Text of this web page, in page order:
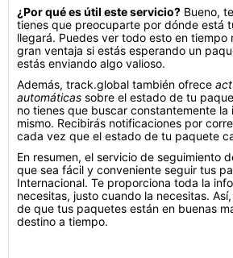
¿Por qué es útil este servicio? Bueno,
tienes que preocuparte por dónde está
llegará. Puedes ver todo esto en tiempo
gran ventaja si estás esperando un
estás enviando algo valioso.
Además, track.global también ofrece
automáticas sobre el estado de tu
no tienes que buscar constantemente la
mismo. Recibirás notificaciones por
cada vez que el estado de tu paquete
En resumen, el servicio de seguimiento
que sea fácil y conveniente seguir tus
Internacional. Te proporciona toda la
necesitas, justo cuando la necesitas.
de que tus paquetes están en buenas
destino a tiempo.